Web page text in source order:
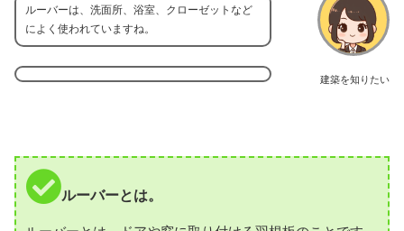
建築を知りたい
ルーバーは、洗面所、浴室、クローゼットなど
によく使われていますね。
ルーバーとは。